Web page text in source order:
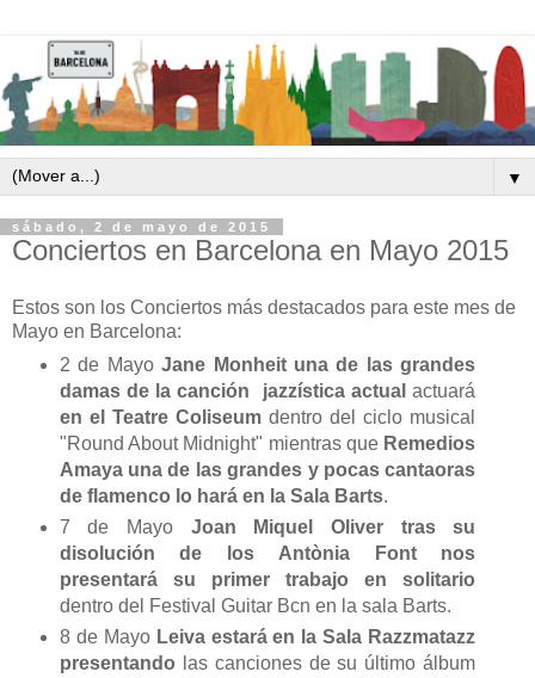
▼
sábado, 2 de mayo de 2015
Conciertos en Barcelona en Mayo 2015
Estos son los Conciertos más destacados para este mes de
Mayo en Barcelona:
2 de MayoJane Monheit una de las grandes
damas de la canción jazzística actual actuará
en el Teatre Coliseumdentro del ciclo musical
"Round About Midnight" mientras que Remedios
Amaya una de las grandes y pocas cantaoras
de flamenco lo hará en la Sala Barts.
7 de Mayo Joan Miquel Oliver tras su
disolución de los Antònia Font nos
presentará su primer trabajo en solitario
dentro del Festival Guitar Bcn en la sala Barts.
8 de Mayo Leiva estará en la Sala Razzmatazz
presentando las canciones de su último álbum